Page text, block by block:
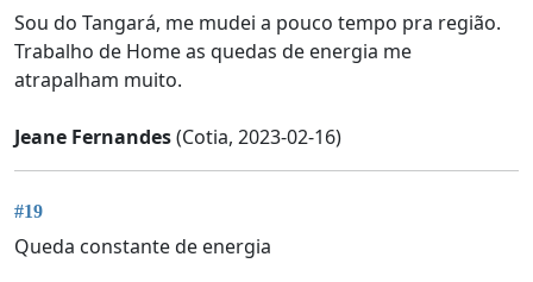
Sou do Tangará, me mudei a pouco tempo pra região.
Trabalho de Home as quedas de energia me
atrapalham muito.
Jeane Fernandes(Cotia, 2023-02-16)
#19
Queda constante de energia